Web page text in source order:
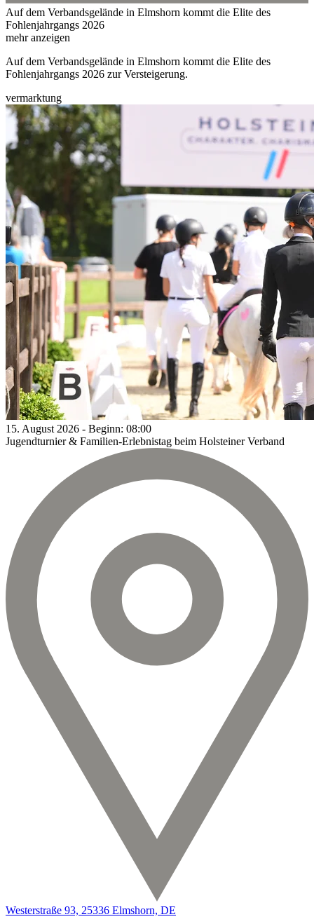
Auf dem Verbandsgelände in Elmshorn kommt die Elite des
Fohlenjahrgangs 2026
mehr anzeigen
Auf dem Verbandsgelände in Elmshorn kommt die Elite des
Fohlenjahrgangs 2026 zur Versteigerung.
vermarktung
15. August 2026 - Beginn: 08:00
Jugendturnier & Familien-Erlebnistag beim Holsteiner Verband
Westerstraße 93, 25336 Elmshorn, DE